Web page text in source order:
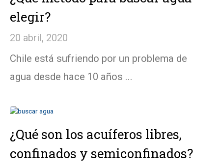
elegir?
20 abril, 2020
Chile está sufriendo por un problema de
agua desde hace 10 años ...
¿Qué son los acuíferos libres,
confinados y semiconfinados?